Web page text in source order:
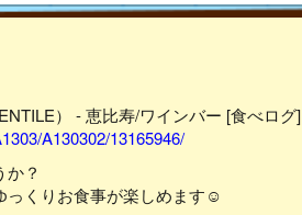
） - 恵比寿/ワインバー [食べログ]
A130302/13165946/
？
っくりお食事が楽しめます☺︎